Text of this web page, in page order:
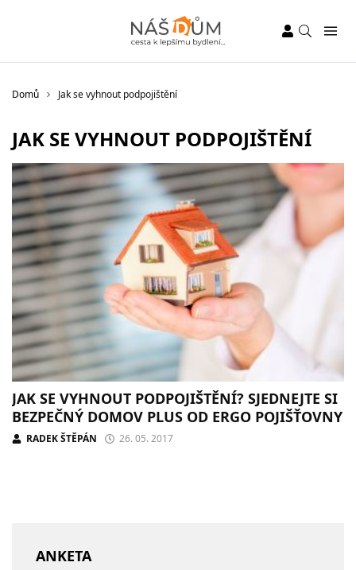
Domů Jak se vyhnout podpojištění
JAK SE VYHNOUT PODPOJIŠTĚNÍ
JAK SE VYHNOUT PODPOJIŠTĚNÍ? SJEDNEJTE SI
BEZPEČNÝ DOMOV PLUS OD ERGO POJIŠŤOVNY
RADEK ŠTĚPÁN 26. 05. 2017
ANKETA